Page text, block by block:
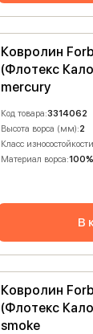
Ковролин
(Флотекс
mercury
Код товара:3314062
Высота ворса (мм):2
Класс
Материал ворса:
В
Ковролин
(Флотекс
smoke